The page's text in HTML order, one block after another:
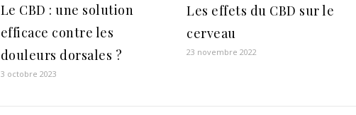
Le CBD : une solution
efficace contre les
douleurs dorsales ?
3 octobre 2023
Les effets du CBD sur le
cerveau
23 novembre 2022